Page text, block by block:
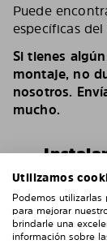
Puede
específicas
Si tienes
montaje, no
nosotros.
mucho.
Utilizamos
Podemos
para mejorar
brindarle una
información sobre